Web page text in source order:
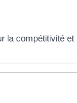
la compétitivité